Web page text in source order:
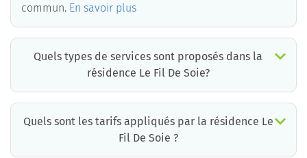
commun. En savoir plus
Quels types de services sont proposés dans la
résidence Le Fil De Soie?
Quels sont les tarifs appliqués par la résidence Le
Fil De Soie ?